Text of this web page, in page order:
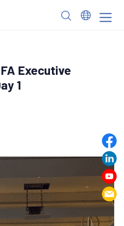
Executive
1